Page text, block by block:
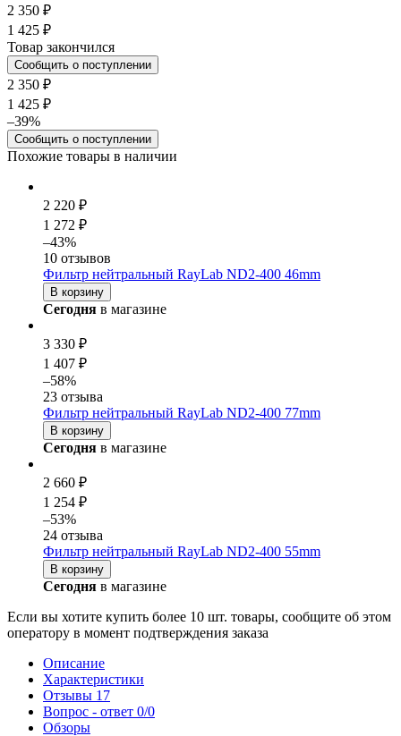
2 350 ₽
1 425 ₽
Товар закончился
Сообщить о поступлении
2 350 ₽
1 425 ₽
–39%
Сообщить о поступлении
Похожие товары в наличии
2 220 ₽
1 272 ₽
–43%
10 отзывов
Фильтр нейтральный RayLab ND2-400 46mm
В корзину
Сегодня в магазине
3 330 ₽
1 407 ₽
–58%
23 отзыва
Фильтр нейтральный RayLab ND2-400 77mm
В корзину
Сегодня в магазине
2 660 ₽
1 254 ₽
–53%
24 отзыва
Фильтр нейтральный RayLab ND2-400 55mm
В корзину
Сегодня в магазине
Если вы хотите купить более 10 шт. товары, сообщите об этом
оператору в момент подтверждения заказа
Описание
Характеристики
Отзывы 17
Вопрос - ответ 0/0
Обзоры